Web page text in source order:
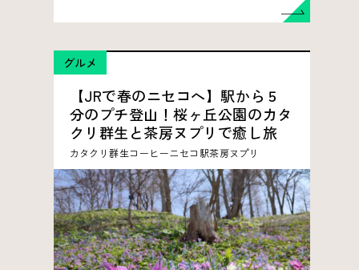
グルメ
【JRで春のニセコへ】駅から５
分のプチ登山！桜ヶ丘公園のカタ
クリ群生と茶房ヌプリで癒し旅
カタクリ群生コーヒーニセコ駅茶房ヌプリ